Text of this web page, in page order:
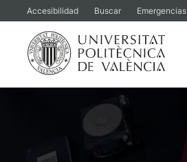
Accesibilidad Buscar Emergencias